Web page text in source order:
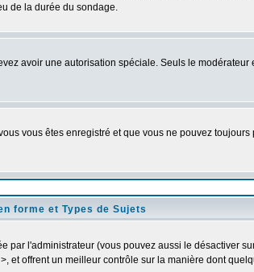
de la durée du sondage.
avoir une autorisation spéciale. Seuls le
vous êtes enregistré et que vous ne pouvez
forme et Types de Sujets
l'administrateur (vous pouvez aussi le désactiver
et offrent un meilleur contrôle sur la manière dont